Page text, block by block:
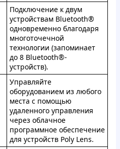
Подключение к двум
устройствам Bluetooth®
одновременно благодаря
многоточечной
технологии (запоминает
до 8 Bluetooth®-
устройств).
Управляйте
оборудованием из любого
места с помощью
удаленного управления
через облачное
программное обеспечение
для устройств Poly Lens.